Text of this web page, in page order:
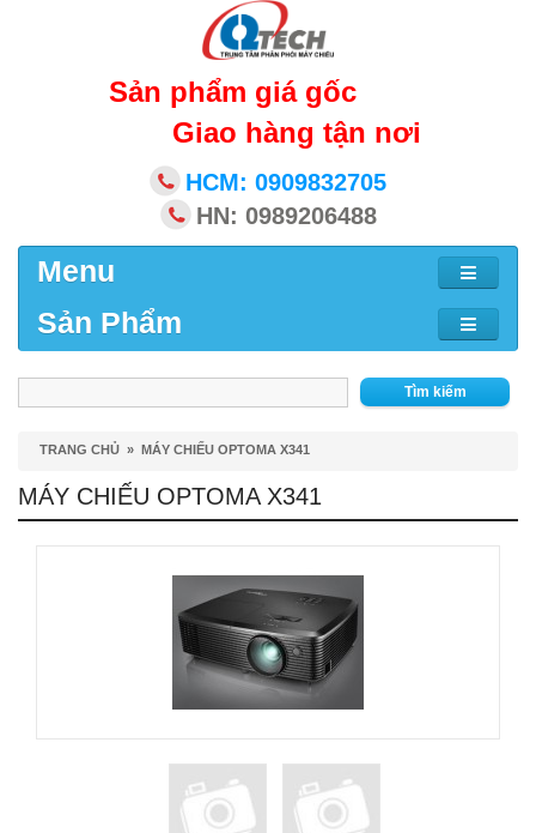
Sản phẩm giá gốc
Giao hàng tận nơi
HCM: 0909832705
HN: 0989206488
Menu
Sản Phẩm
Tìm kiếm
TRANG CHỦ » MÁY CHIẾU OPTOMA X341
MÁY CHIẾU OPTOMA X341